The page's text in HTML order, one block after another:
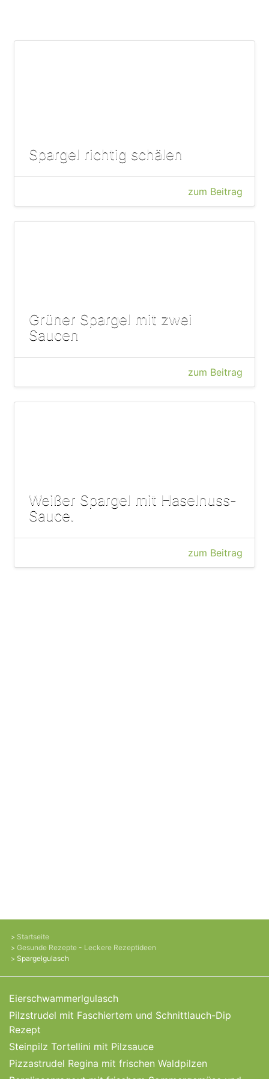
Spargel richtig schälen
zum Beitrag
Grüner Spargel mit zwei
Saucen
zum Beitrag
Weißer Spargel mit Haselnuss-
Sauce.
zum Beitrag
Startseite
Gesunde Rezepte - Leckere Rezeptideen
Spargelgulasch
Eierschwammerlgulasch
Pilzstrudel mit Faschiertem und Schnittlauch-Dip
Rezept
Steinpilz Tortellini mit Pilzsauce
Pizzastrudel Regina mit frischen Waldpilzen